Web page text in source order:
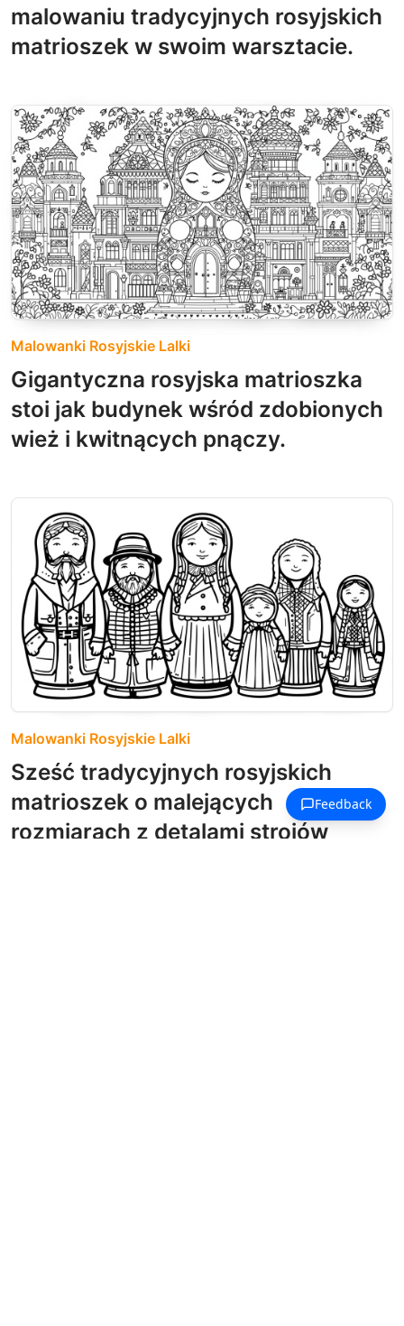
malowaniu tradycyjnych rosyjskich
matrioszek w swoim warsztacie.
Malowanki Rosyjskie Lalki
Gigantyczna rosyjska matrioszka
stoi jak budynek wśród zdobionych
wież i kwitnących pnączy.
Malowanki Rosyjskie Lalki
Sześć tradycyjnych rosyjskich
matrioszek o malejących
rozmiarach z detalami strojów